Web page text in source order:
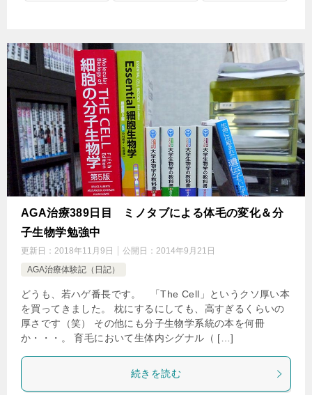
AGA治療389日目 ミノタブによる体毛の変化＆分
子生物学勉強中
更新日： 2018年11月9日 公開日： 2014年9月21日
AGA治療体験記（日記）
どうも、若ハゲ番長です。 「The Cell」というクソ厚い本
を買ってきました。 枕にするにしても、高すぎるくらいの
厚さです（笑） その他にも分子生物学系統の本を何冊
か・・・。 育毛において生体内シグナル（ […]
続きを読む